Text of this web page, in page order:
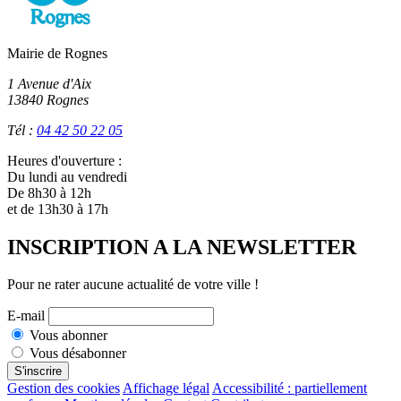
Mairie de Rognes
1 Avenue d'Aix
13840 Rognes
Tél : 04 42 50 22 05
Heures d'ouverture :
Du lundi au vendredi
De 8h30 à 12h
et de 13h30 à 17h
INSCRIPTION A LA NEWSLETTER
Pour ne rater aucune actualité de votre ville !
E-mail
Vous abonner
Vous désabonner
S'inscrire
Gestion des cookiesAffichage légalAccessibilité : partiellement